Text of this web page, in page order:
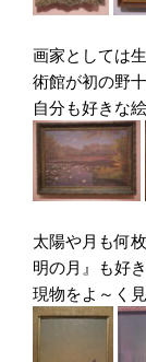
画家としては
術館が初の野
自分も好きな
太陽や月も何
明の月』も好
現物をよ～く